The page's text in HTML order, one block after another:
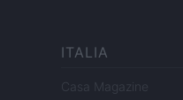
ITALIA
Casa Magazine